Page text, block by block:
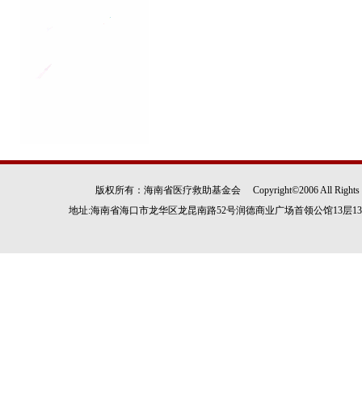
版权所有：海南省医疗救助基金会 Copyright©2006 All
地址:海南省海口市龙华区龙昆南路52号润德商业广场首领公馆13层